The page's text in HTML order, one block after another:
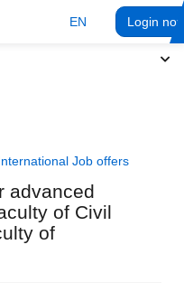
EN Login
Job offers
advanced
of Civil
of